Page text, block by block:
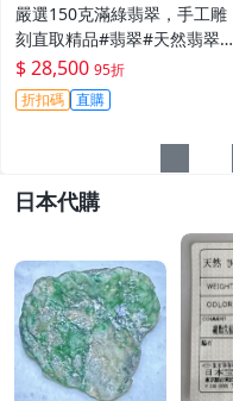
嚴選150克滿綠翡翠，手工雕
刻直取精品#翡翠#天然翡翠#A
貨翡翠玉石
$ 28,500 95折
折扣碼 直購
日本代購